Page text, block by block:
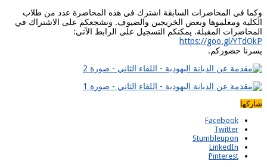
وكما في المحاضرات السابقة اشترك في هذه المحاضرة عدد من طلاب
الكلية ومعلموها وبعض الخريجين والضيوف. ونشجعكم على الاشتراك في
المحاضرات المقبلة. يمكنكم التسجيل على الرابط الآتي:
https://goo.gl/YTdOkP
يسرنا حضوركم.
شاركها
Facebook
Twitter
Stumbleupon
LinkedIn
Pinterest